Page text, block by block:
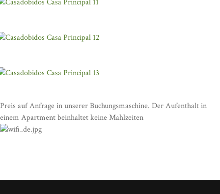
Preis auf Anfrage in unserer Buchungsmaschine. Der Aufenthalt in
einem Apartment beinhaltet keine Mahlzeiten